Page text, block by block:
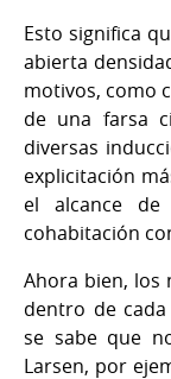
Esto significa
abierta
motivos, como
de una farsa
diversas
explicitación
el alcance de
cohabitación
Ahora bien, los
dentro de
se sabe que
Larsen, por